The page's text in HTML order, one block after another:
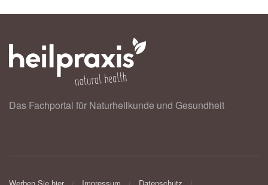
Das Fachportal für Naturheilkunde und Gesundheit